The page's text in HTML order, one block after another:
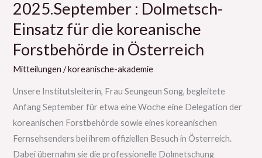
2025.September : Dolmetsch-
Einsatz für die koreanische
Forstbehörde in Österreich
Mitteilungen /koreanische-akademie
Unsere Institutsleiterin, Frau Seungeun Song, begleitete
Anfang September für etwa eine Woche eine Delegation der
koreanischen Forstbehörde sowie eines koreanischen
Fernsehsenders bei ihrem offiziellen Besuch in Österreich.
Dabei übernahm sie die professionelle Dolmetschung